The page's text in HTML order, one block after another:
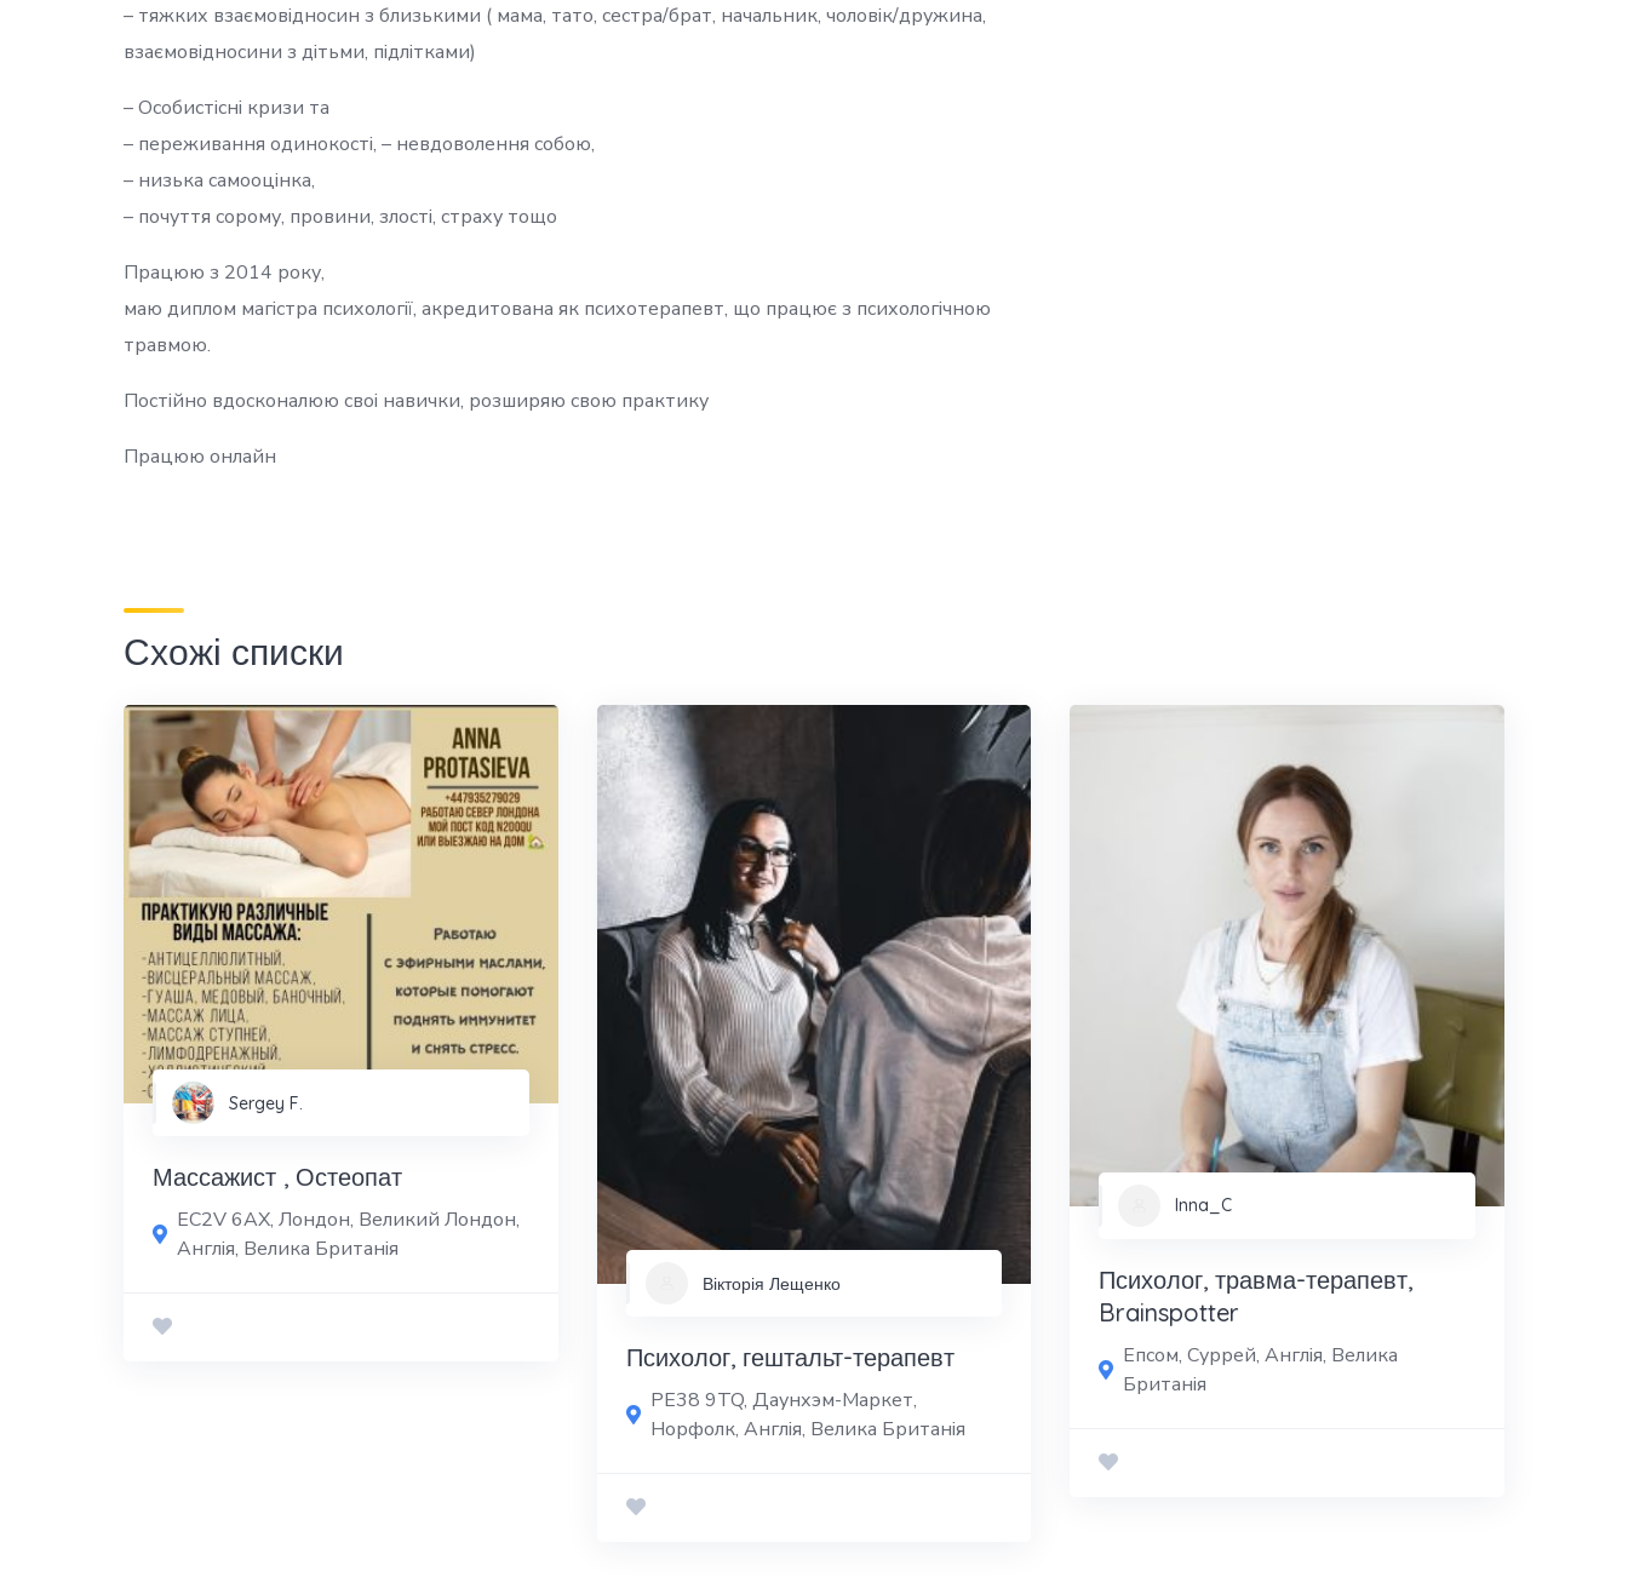
– тяжких взаємовідносин з близькими ( мама, тато, сестра/брат, начальник, чоловік/дружина,
взаємовідносини з дітьми, підлітками)
– Особистісні кризи та
– переживання одинокості, – невдоволення собою,
– низька самооцінка,
– почуття сорому, провини, злості, страху тощо
Працюю з 2014 року,
маю диплом магістра психології, акредитована як психотерапевт, що працює з психологічною
травмою.
Постійно вдосконалюю своі навички, розширяю свою практику
Працюю онлайн
Схожі списки
Sergey F.
Массажист , Остеопат
EC2V 6AX, Лондон, Великий Лондон,
Англія, Велика Британія
Вікторія Лещенко
Психолог, гештальт-терапевт
PE38 9TQ, Даунхэм-Маркет,
Норфолк, Англія, Велика Британія
Inna_C
Психолог, травма-терапевт,
Brainspotter
Епсом, Суррей, Англія, Велика
Британія